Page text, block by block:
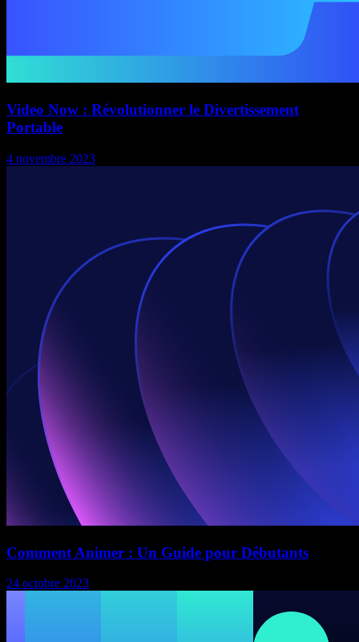
Video Now : Révolutionner le Divertissement
Portable
4 novembre 2023
Comment Animer : Un Guide pour Débutants
24 octobre 2023